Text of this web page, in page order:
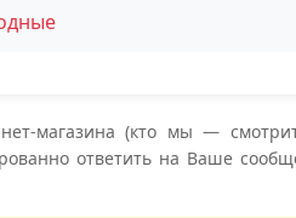
магазина (кто мы —
ответить на Ваше